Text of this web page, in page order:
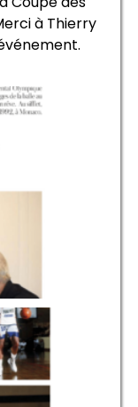
à Thierry